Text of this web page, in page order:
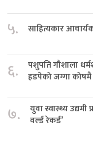
५. साहित्यकार
६.
पशुपति गौशाला
हडपेको जग्गा
७.
युवा स्वास्थ्य
वर्ल्ड रेकर्ड’